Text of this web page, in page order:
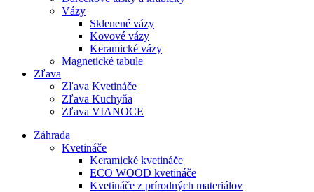
Vázy
Sklenené vázy
Kovové vázy
Keramické vázy
Magnetické tabule
Zľava
Zľava Kvetináče
Zľava Kuchyňa
Zľava VIANOCE
Záhrada
Kvetináče
Keramické kvetináče
ECO WOOD kvetináče
Kvetináče z prírodných materiálov